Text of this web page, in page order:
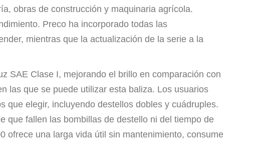
obras de construcción y maquinaria agrícola.
Preco ha incorporado todas las
mientras que la actualización de la serie a la
SAE Clase I, mejorando el brillo en comparación con
las que se puede utilizar esta baliza. Los usuarios
que elegir, incluyendo destellos dobles y cuádruples.
que fallen las bombillas de destello ni del tiempo de
ofrece una larga vida útil sin mantenimiento, consume